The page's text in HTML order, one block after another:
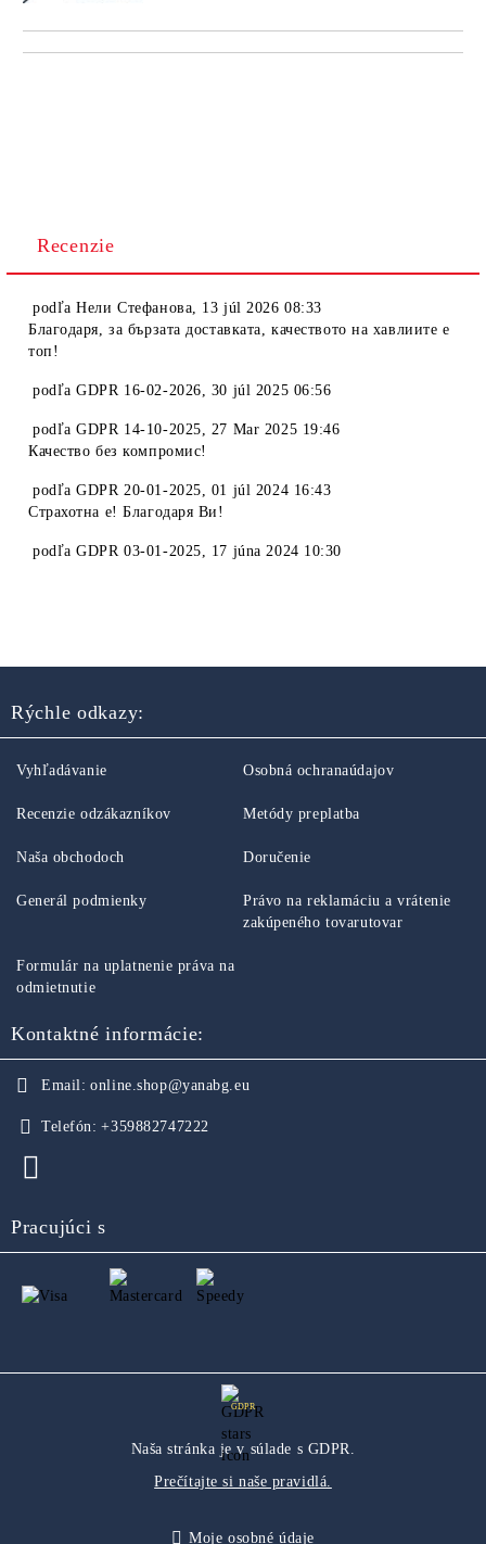
Recenzie
podľaНели Стефанова, 13 júl 2026 08:33
Благодаря, за бързата доставката, качеството на хавлиите е
топ!
podľaGDPR 16-02-2026, 30 júl 2025 06:56
podľaGDPR 14-10-2025, 27 Mar 2025 19:46
Качество без компромис!
podľaGDPR 20-01-2025, 01 júl 2024 16:43
Страхотна е! Благодаря Ви!
podľaGDPR 03-01-2025, 17 júna 2024 10:30
Rýchle odkazy:
Vyhľadávanie
Recenzie odzákazníkov
Naša obchodoch
Generál podmienky
Osobná ochranaúdajov
Metódy preplatba
Doručenie
Právo na reklamáciu a vrátenie
zakúpeného tovarutovar
Formulár na uplatnenie práva na
odmietnutie
Kontaktné informácie:
Email: online.shop@yanabg.eu
Telefón: +359882747222
Pracujúci s
GDPR
Naša stránka je v súlade s GDPR.
Prečítajte si naše pravidlá.
Moje osobné údaje